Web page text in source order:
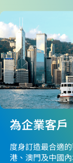
為企業客戶
度身訂造最合適
港、澳門及中國